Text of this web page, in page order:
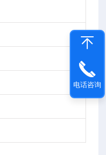
电话咨询